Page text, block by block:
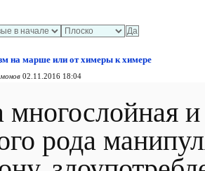
на марше или от химеры к химере
02.11.2016 18:04
многослойная
рода